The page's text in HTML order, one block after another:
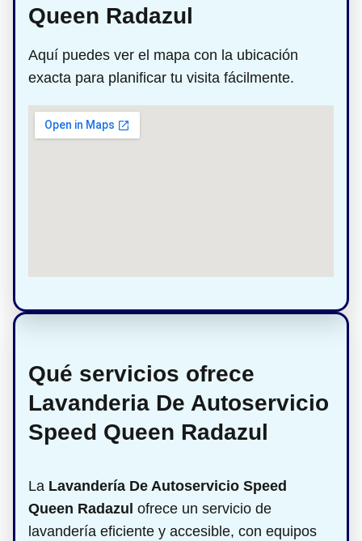
Queen Radazul
Aquí puedes ver el mapa con la ubicación
exacta para planificar tu visita fácilmente.
Qué servicios ofrece
Lavanderia De Autoservicio
Speed Queen Radazul
La Lavandería De Autoservicio Speed
Queen Radazul ofrece un servicio de
lavandería eficiente y accesible, con equipos